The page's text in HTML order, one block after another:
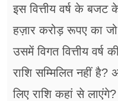
इस वित्तीय वर्ष के
हज़ार करोड़ रूपए का जो
उसमें विगत वित्तीय
राशि सम्मिलित नहीं
लिए राशि कहां से लाएंगे?